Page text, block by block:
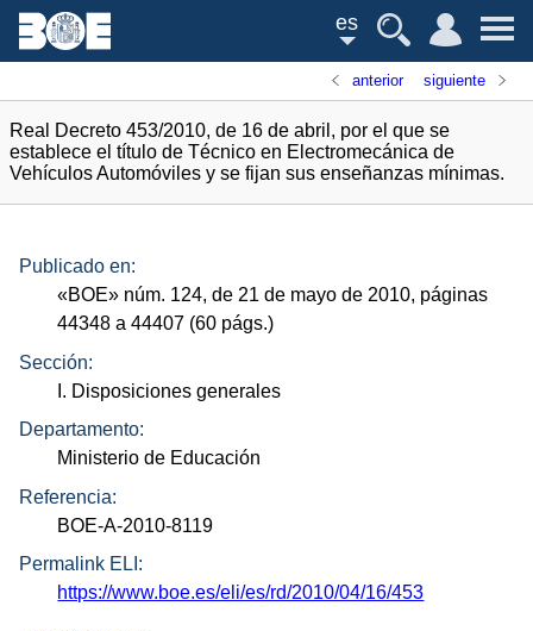
es
anterior siguiente
Real Decreto 453/2010, de 16 de abril, por el que se
establece el título de Técnico en Electromecánica de
Vehículos Automóviles y se fijan sus enseñanzas mínimas.
Publicado en:
«BOE» núm. 124, de 21 de mayo de 2010, páginas
44348 a 44407 (60 págs.)
Sección:
I. Disposiciones generales
Departamento:
Ministerio de Educación
Referencia:
BOE-A-2010-8119
Permalink ELI:
https://www.boe.es/eli/es/rd/2010/04/16/453